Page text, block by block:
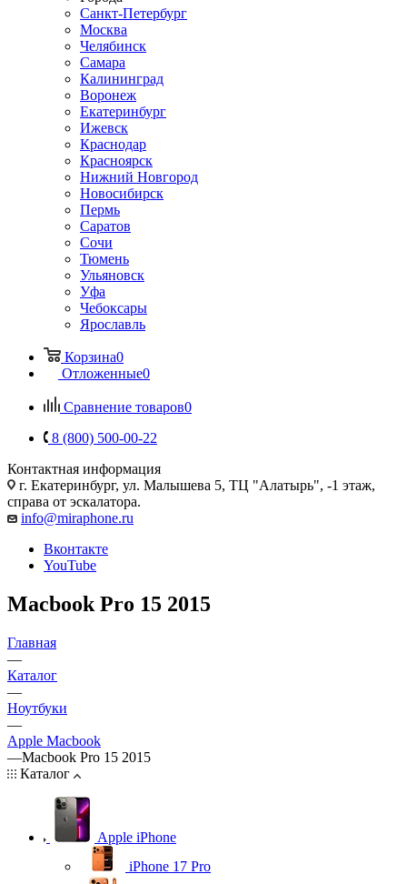
Санкт-Петербург
Москва
Челябинск
Самара
Калининград
Воронеж
Екатеринбург
Ижевск
Краснодар
Красноярск
Нижний Новгород
Новосибирск
Пермь
Саратов
Сочи
Тюмень
Ульяновск
Уфа
Чебоксары
Ярославль
Корзина0
Отложенные0
Сравнение товаров0
8 (800) 500-00-22
Контактная информация
г. Екатеринбург, ул. Малышева 5, ТЦ "Алатырь", -1 этаж,
справа от эскалатора.
info@miraphone.ru
Вконтакте
YouTube
Macbook Pro 15 2015
Главная
—
Каталог
—
Ноутбуки
—
Apple Macbook
—Macbook Pro 15 2015
Каталог
Apple iPhone
iPhone 17 Pro